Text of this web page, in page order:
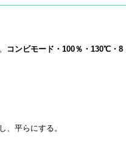
コンビモード・100％・130℃・8
、平らにする。